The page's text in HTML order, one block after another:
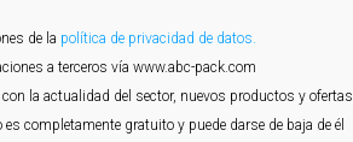
de la política de privacidad de datos.
a terceros vía www.abc-pack.com
la actualidad del sector, nuevos productos y ofertas
completamente gratuito y puede darse de baja de él